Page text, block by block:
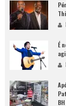
É
BH